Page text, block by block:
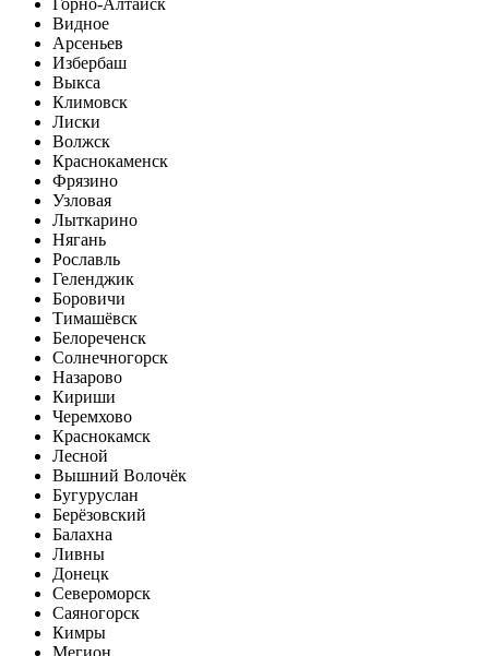
Горно-Алтайск
Видное
Арсеньев
Избербаш
Выкса
Климовск
Лиски
Волжск
Краснокаменск
Фрязино
Узловая
Лыткарино
Нягань
Рославль
Геленджик
Боровичи
Тимашёвск
Белореченск
Солнечногорск
Назарово
Кириши
Черемхово
Краснокамск
Лесной
Вышний Волочёк
Бугуруслан
Берёзовский
Балахна
Ливны
Донецк
Североморск
Саяногорск
Кимры